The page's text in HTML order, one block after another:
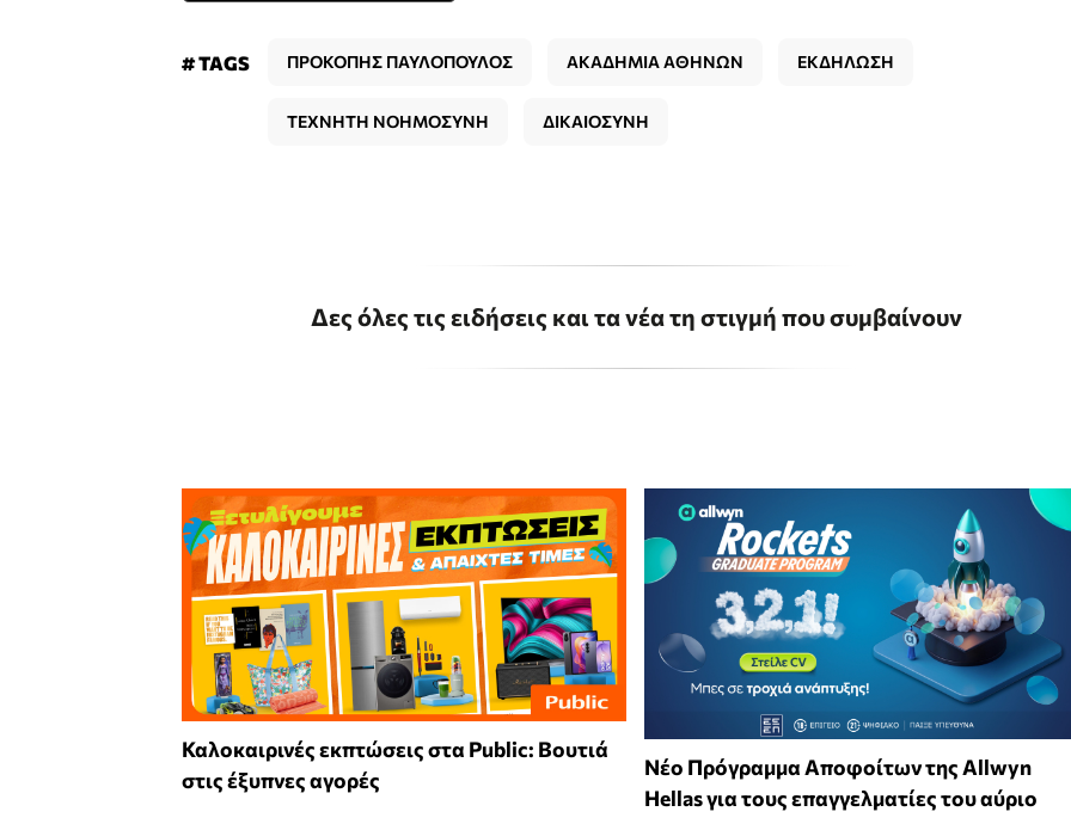
# TAGS ΠΡΟΚΟΠΗΣ ΠΑΥΛΟΠΟΥΛΟΣ ΑΚΑΔΗΜΙΑ ΑΘΗΝΩΝ ΕΚΔΗΛΩΣΗ
ΤΕΧΝΗΤΗ ΝΟΗΜΟΣΥΝΗ ΔΙΚΑΙΟΣΥΝΗ
Δες όλες τις ειδήσεις και τα νέα τη στιγμή που συμβαίνουν
Καλοκαιρινές εκπτώσεις στα Public: Βουτιά
στις έξυπνες αγορές
Νέο Πρόγραμμα Αποφοίτων της Allwyn
Hellas για τους επαγγελματίες του αύριο